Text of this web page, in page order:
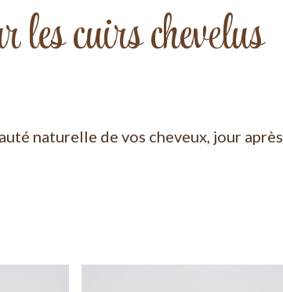
les cuirs chevelus
naturelle de vos cheveux, jour après